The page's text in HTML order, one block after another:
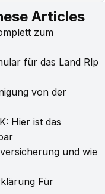
Articles
zum
für das Land Rlp
von der
Hier ist das
und wie
Für